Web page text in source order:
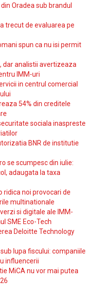
Oradea sub brandul
trecut de evaluarea pe
spun ca nu isi permit
dar analistii avertizeaza
IMM-uri
in centrul comercial
54% din creditele
sociala inaspreste
BNR de institutie
se scumpesc din iulie:
adaugata la taxa
noi provocari de
multinationale
si digitale ale IMM-
SME Eco-Tech
Deloitte Technology
lupa fiscului: companiile
influencerii
MiCA nu vor mai putea